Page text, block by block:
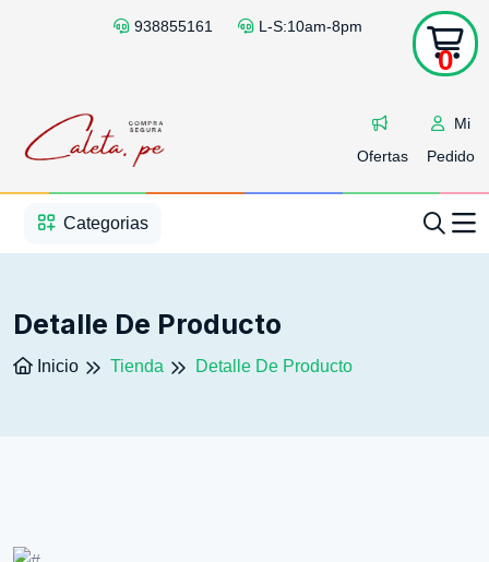
938855161 L-S:10am-8pm
Ofertas
Mi
Pedido
0
Categorias
Detalle De Producto
Inicio Tienda Detalle De Producto